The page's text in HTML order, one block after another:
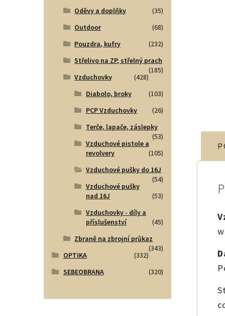
Oděvy a doplňky
(35)
Outdoor
(68)
Pouzdra, kufry
(232)
Střelivo na ZP, střelný prach
(185)
Vzduchovky
(428)
Diabolo, broky
(103)
PCP Vzduchovky
(26)
Terče, lapače, záslepky
(53)
Vzduchové pistole a
revolvery
(105)
Vzduchové pušky do 16J
(54)
Vzduchové pušky
nad 16J
(53)
Vzduchovky - díly a
příslušenství
(45)
Zbraně na zbrojní průkaz
(343)
OPTIKA
(332)
SEBEOBRANA
(320)